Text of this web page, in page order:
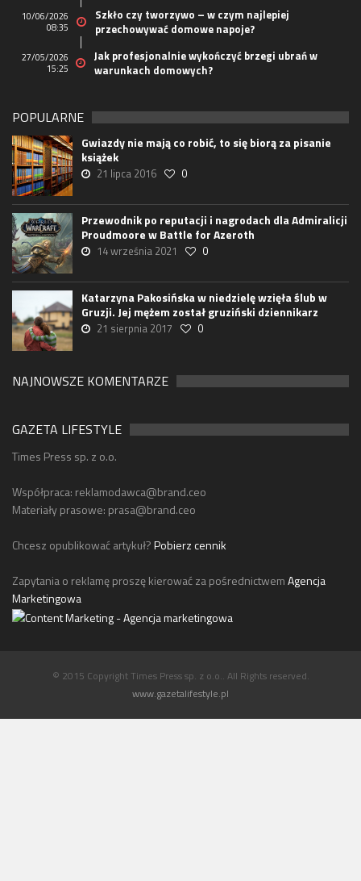
10/06/2026
08:35
Szkło czy tworzywo – w czym najlepiej
przechowywać domowe napoje?
27/05/2026
15:25
Jak profesjonalnie wykończyć brzegi ubrań w
warunkach domowych?
POPULARNE
Gwiazdy nie mają co robić, to się biorą za pisanie
książek
21 lipca 2016 0
Przewodnik po reputacji i nagrodach dla Admiralicji
Proudmoore w Battle for Azeroth
14 września 2021 0
Katarzyna Pakosińska w niedzielę wzięła ślub w
Gruzji. Jej mężem został gruziński dziennikarz
21 sierpnia 2017 0
NAJNOWSZE KOMENTARZE
GAZETA LIFESTYLE
Times Press sp. z o.o.
Współpraca: reklamodawca@brand.ceo
Materiały prasowe: prasa@brand.ceo
Chcesz opublikować artykuł?Pobierz cennik
Zapytania o reklamę proszę kierować za pośrednictwemAgencja
Marketingowa
© 2015 Copyright Times Press sp. z o.o.. All Rights reserved.
www.gazetalifestyle.pl